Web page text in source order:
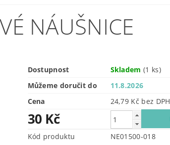
NÁUŠNICE
Dostupnost Skladem(1 ks)
Můžeme doručit do
11.8.2026
Cena
24,79 Kč bez DPH
30 Kč
Kód produktu
NE01500-018